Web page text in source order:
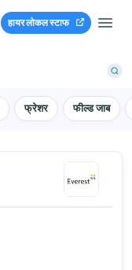
हायर लोकल स्टाफ
फ्रेशर फील्ड जाब